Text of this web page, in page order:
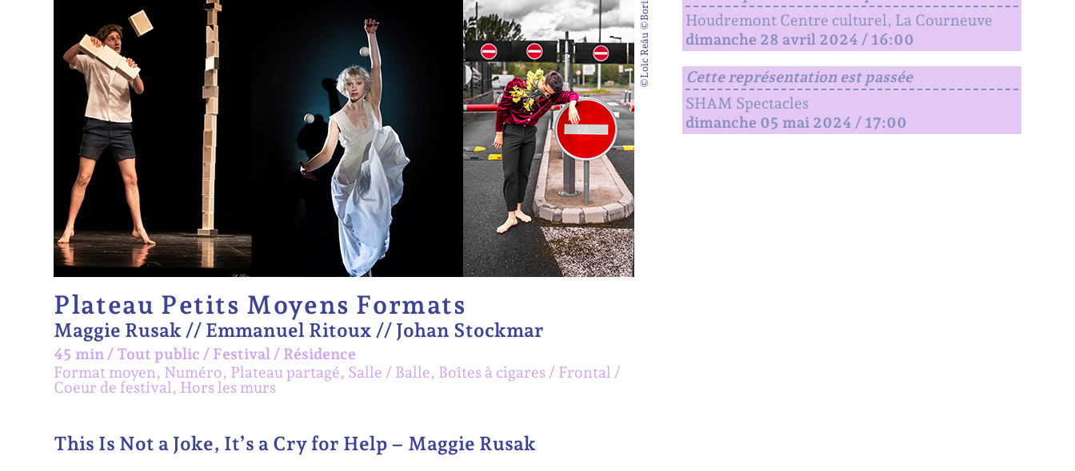
©Loïc Reáu ©Boris Conte
Plateau Petits Moyens Formats
Maggie Rusak // Emmanuel Ritoux // Johan Stockmar
45 min / Tout public / Festival / Résidence
Format moyen, Numéro, Plateau partagé, Salle
Balle, Boîtes à cigares
Frontal
Coeur de festival, Hors les murs
Houdremont Centre culturel, La Courneuve
dimanche 28 avril 2024 / 16:00
Cette représentation est passée
SHAM Spectacles
dimanche 05 mai 2024 / 17:00
This Is Not a Joke, It’s a Cry for Help – Maggie Rusak